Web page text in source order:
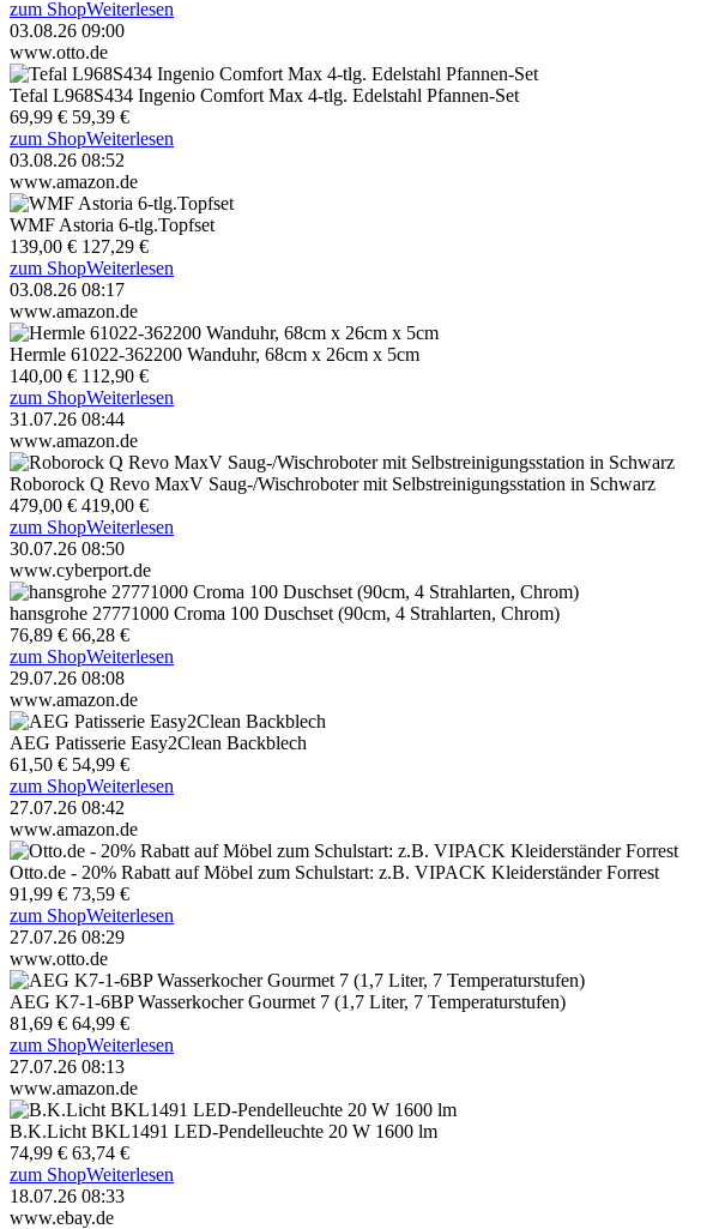
zum ShopWeiterlesen
03.08.26 09:00
www.otto.de
Tefal L968S434 Ingenio Comfort Max 4-tlg. Edelstahl Pfannen-Set
69,99 € 59,39 €
zum ShopWeiterlesen
03.08.26 08:52
www.amazon.de
WMF Astoria 6-tlg.Topfset
139,00 € 127,29 €
zum ShopWeiterlesen
03.08.26 08:17
www.amazon.de
Hermle 61022-362200 Wanduhr, 68cm x 26cm x 5cm
140,00 € 112,90 €
zum ShopWeiterlesen
31.07.26 08:44
www.amazon.de
Roborock Q Revo MaxV Saug-/Wischroboter mit Selbstreinigungsstation in Schwarz
479,00 € 419,00 €
zum ShopWeiterlesen
30.07.26 08:50
www.cyberport.de
hansgrohe 27771000 Croma 100 Duschset (90cm, 4 Strahlarten, Chrom)
76,89 € 66,28 €
zum ShopWeiterlesen
29.07.26 08:08
www.amazon.de
AEG Patisserie Easy2Clean Backblech
61,50 € 54,99 €
zum ShopWeiterlesen
27.07.26 08:42
www.amazon.de
Otto.de - 20% Rabatt auf Möbel zum Schulstart: z.B. VIPACK Kleiderständer Forrest
91,99 € 73,59 €
zum ShopWeiterlesen
27.07.26 08:29
www.otto.de
AEG K7-1-6BP Wasserkocher Gourmet 7 (1,7 Liter, 7 Temperaturstufen)
81,69 € 64,99 €
zum ShopWeiterlesen
27.07.26 08:13
www.amazon.de
B.K.Licht BKL1491 LED-Pendelleuchte 20 W 1600 lm
74,99 € 63,74 €
zum ShopWeiterlesen
18.07.26 08:33
www.ebay.de